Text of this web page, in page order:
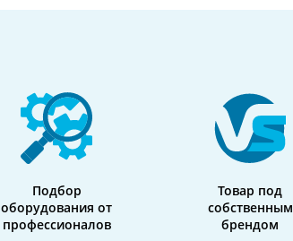
Подбор
оборудования от
профессионалов
Товар под
собственным
брендом